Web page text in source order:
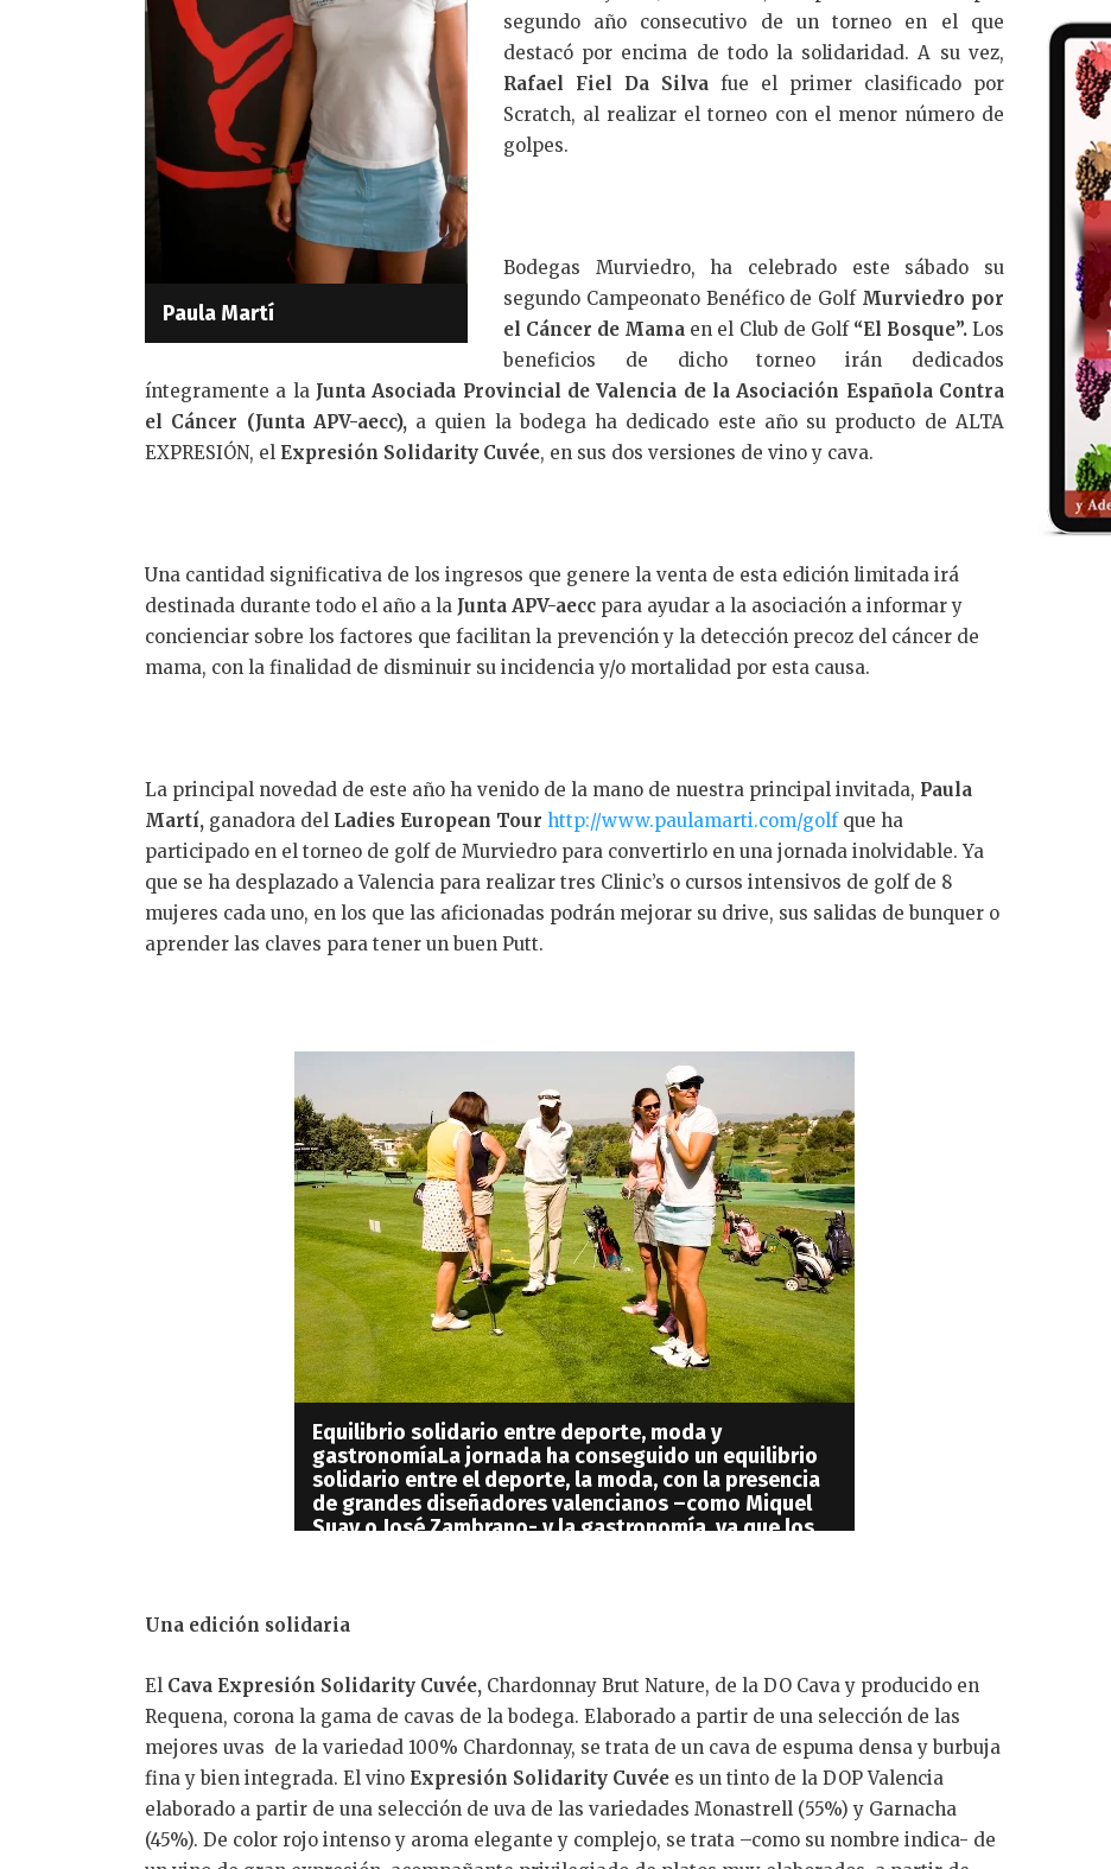
Paula Martí
segundo año consecutivo de un torneo en el que
destacó por encima de todo la solidaridad. A su vez,
Rafael Fiel Da Silvafue el primer clasificado por
Scratch, al realizar el torneo con el menor número de
golpes.
Bodegas Murviedro, ha celebrado este sábado su
segundo Campeonato Benéfico de Golf Murviedro por
el Cáncer de Mama en el Club de Golf “El Bosque”. Los
beneficios de dicho torneo irán dedicados
íntegramente a la Junta Asociada Provincial de Valencia de la Asociación Española Contra
el Cáncer (Junta APV-aecc), a quien la bodega ha dedicado este año su producto de ALTA
EXPRESIÓN, el Expresión Solidarity Cuvée, en sus dos versiones de vino y cava.
Una cantidad significativa de los ingresos que genere la venta de esta edición limitada irá
destinada durante todo el año a la Junta APV-aecc para ayudar a la asociación a informar y
concienciar sobre los factores que facilitan la prevención y la detección precoz del cáncer de
mama, con la finalidad de disminuir su incidencia y/o mortalidad por esta causa.
La principal novedad de este año ha venido de la mano de nuestra principal invitada, Paula
Martí, ganadora del Ladies European Tour http://www.paulamarti.com/golfque ha
participado en el torneo de golf de Murviedro para convertirlo en una jornada inolvidable. Ya
que se ha desplazado a Valencia para realizar tres Clinic’s o cursos intensivos de golf de 8
mujeres cada uno, en los que las aficionadas podrán mejorar su drive, sus salidas de bunquer o
aprender las claves para tener un buen Putt.
Equilibrio solidario entre deporte, moda y
gastronomíaLa jornada ha conseguido un equilibrio
solidario entre el deporte, la moda, con la presencia
de grandes diseñadores valencianos –como Miquel
Suay o José Zambrano- y la gastronomía, ya que los
continuas degustaciones de producto que se
día se han podido degustar los principales vinos de
gama alta de la bodega, o brindar con una copa de su
cava más solidario o refrescarse con un mojito, al
tiempo que disfrutan de unas de las vistas más
impresionantes sobre el campo de golf. El cierre del
torneo tuvo lugar en el momento de entrega de
premios donde la puesta de sol ha ido acompañada
de un sorteo de espectaculares regalos, donados
desinteresadamente por los colaboradores, tales
Una edición solidaria
El Cava Expresión Solidarity Cuvée, Chardonnay Brut Nature, de la DO Cava y producido en
Requena, corona la gama de cavas de la bodega. Elaborado a partir de una selección de las
mejores uvas de la variedad 100% Chardonnay, se trata de un cava de espuma densa y burbuja
fina y bien integrada. El vino Expresión Solidarity Cuvée es un tinto de la DOP Valencia
elaborado a partir de una selección de uva de las variedades Monastrell (55%) y Garnacha
(45%). De color rojo intenso y aroma elegante y complejo, se trata –como su nombre indica- de